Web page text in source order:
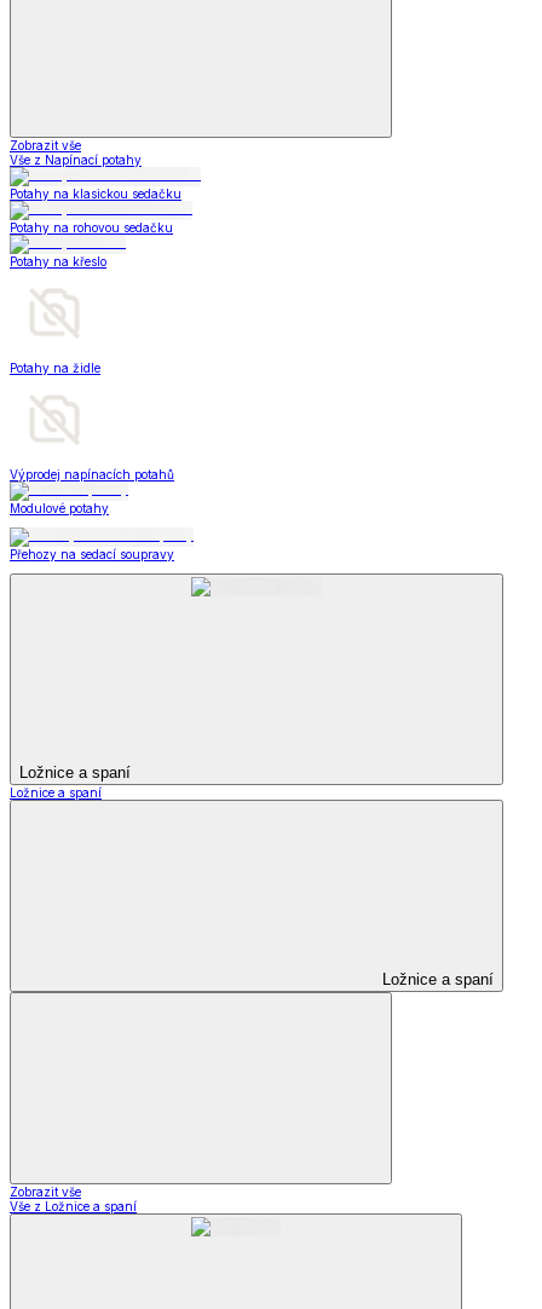
Zobrazit vše
Vše z Napínací potahy
Potahy na klasickou sedačku
Potahy na rohovou sedačku
Potahy na křeslo
Potahy na židle
Výprodej napínacích potahů
Modulové potahy
Přehozy na sedací soupravy
Ložnice a spaní
Ložnice a spaní
Ložnice a spaní
Zobrazit vše
Vše z Ložnice a spaní